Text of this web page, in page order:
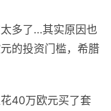
多了…其实原因也
的投资门槛，希腊
40万欧元买了套